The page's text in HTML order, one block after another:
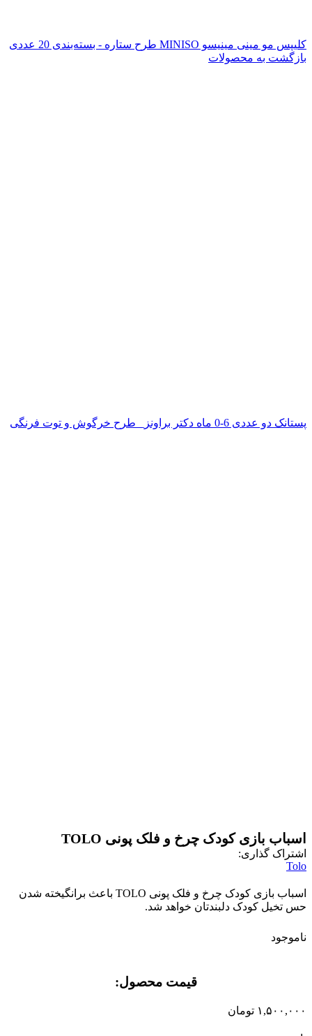
کلیپس مو مینی مینیسو MINISO طرح ستاره - بسته‌بندی 20 عددی
بازگشت به محصولات
پستانک دو عددی 6-0 ماه دکتر براونز_ طرح خرگوش و توت فرنگی
اسباب بازی کودک چرخ و فلک پونی TOLO
اشتراک گذاری:
Tolo
اسباب بازی کودک چرخ و فلک پونی TOLO باعث برانگیخته شدن
حس تخیل کودک دلبندتان خواهد شد.
ناموجود
قیمت محصول:​
۱,۵۰۰,۰۰۰ تومان